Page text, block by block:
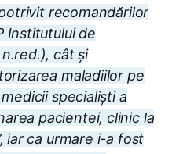
recomandărilor
Institutului de
cât și
maladiilor pe
specialiști a
pacientei, clinic la
iar ca urmare i-a fost